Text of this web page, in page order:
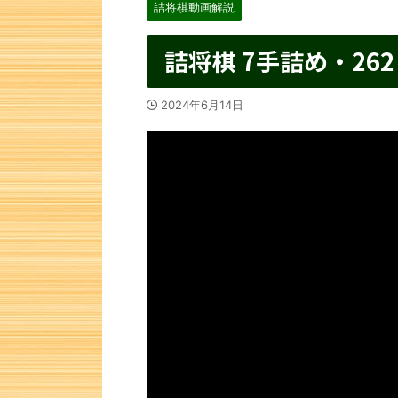
詰将棋動画解説
詰将棋 7手詰め・
2024年6月14日